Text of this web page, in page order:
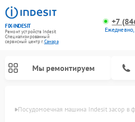
FIX-INDESIT
Ремонт устройств Indesit
Специализированный
cервисный центр г.Самара
+7
Мы ремонтируем
Посудомоечная машина Indesit засор в